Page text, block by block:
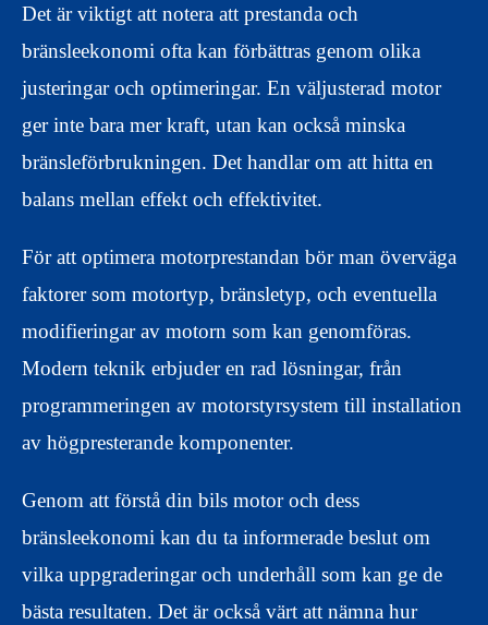
Det är viktigt att notera att prestanda och
bränsleekonomi ofta kan förbättras genom olika
justeringar och optimeringar. En väljusterad motor
ger inte bara mer kraft, utan kan också minska
bränsleförbrukningen. Det handlar om att hitta en
balans mellan effekt och effektivitet.
För att optimera motorprestandan bör man överväga
faktorer som motortyp, bränsletyp, och eventuella
modifieringar av motorn som kan genomföras.
Modern teknik erbjuder en rad lösningar, från
programmeringen av motorstyrsystem till installation
av högpresterande komponenter.
Genom att förstå din bils motor och dess
bränsleekonomi kan du ta informerade beslut om
vilka uppgraderingar och underhåll som kan ge de
bästa resultaten. Det är också värt att nämna hur